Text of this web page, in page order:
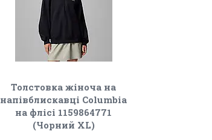
Толстовка жіноча на
напівблискавці Columbia
на флісі 1159864771
(Чорний XL)